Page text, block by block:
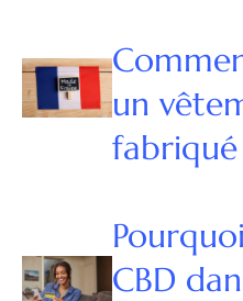
un
fabriqué
CBD